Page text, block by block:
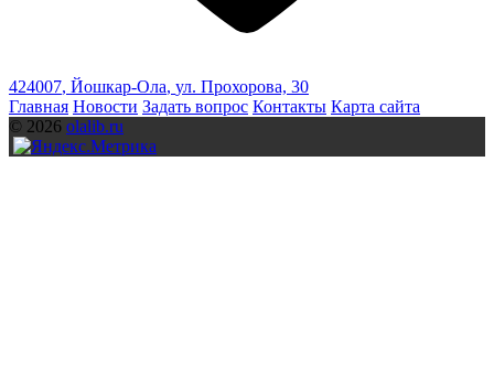
424007, Йошкар-Ола, ул. Прохорова, 30
Главная Новости Задать вопрос Контакты Карта сайта
© 2026 olalib.ru